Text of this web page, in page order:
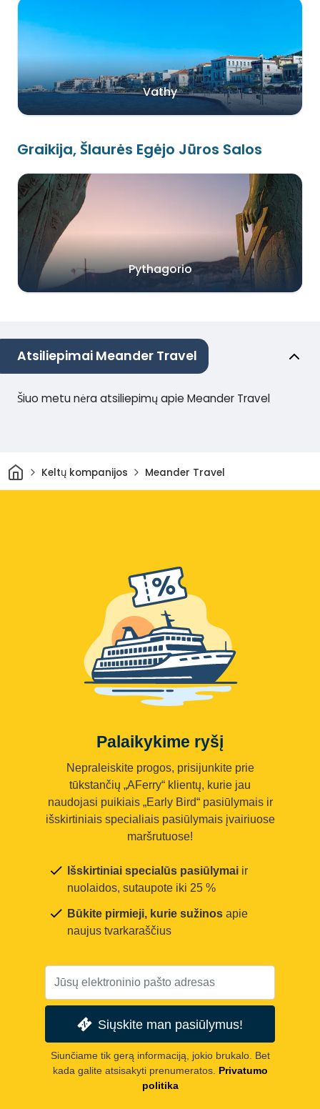
Vathy
Graikija, ŠIaurės Egėjo Jūros Salos
Pythagorio
Atsiliepimai Meander Travel
Šiuo metu nėra atsiliepimų apie Meander Travel
Pradžia
Keltų kompanijos Meander Travel
Palaikykime ryšį
Nepraleiskite progos, prisijunkite prie
tūkstančių „AFerry“ klientų, kurie jau
naudojasi puikiais „Early Bird“ pasiūlymais ir
išskirtiniais specialiais pasiūlymais įvairiuose
maršrutuose!
Išskirtiniai specialūs pasiūlymai ir
nuolaidos, sutaupote iki 25 %
Būkite pirmieji, kurie sužinos apie
naujus tvarkaraščius
Siųskite man pasiūlymus!
Siunčiame tik gerą informaciją, jokio brukalo. Bet
kada galite atsisakyti prenumeratos. Privatumo
politika